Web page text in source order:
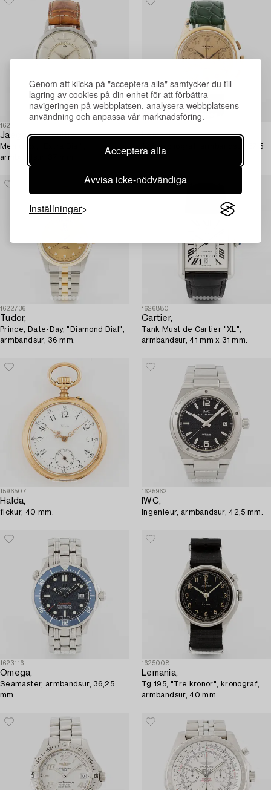
Genom att klicka på "acceptera alla" samtycker du till
lagring av cookies på din enhet för att förbättra
navigeringen på webbplatsen, analysera webbplatsens
användning och anpassa vår marknadsföring.
Acceptera alla
Avvisa icke-nödvändiga
Inställningar
1626077
Jaeger-LeCoultre,
Memovox, "Extra Dial",
armbandsur, 37 mm.
Lemania,
105, kronograf, armbandsur, 37,5
1622736
Tudor,
Prince, Date-Day, "Diamond Dial",
armbandsur, 36 mm.
1626880
Cartier,
Tank Must de Cartier "XL",
armbandsur, 41 mm x 31 mm.
1596507
Halda,
fickur, 40 mm.
1625962
IWC,
Ingenieur, armbandsur, 42,5 mm.
1623116
Omega,
Seamaster, armbandsur, 36,25
mm.
1625008
Lemania,
Tg 195, "Tre kronor", kronograf,
armbandsur, 40 mm.